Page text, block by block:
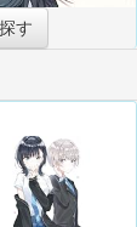
す